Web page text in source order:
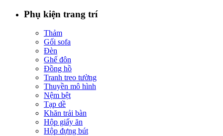
Phụ kiện trang trí
Thảm
Gối sofa
Đèn
Ghế đôn
Đồng hồ
Tranh treo tường
Thuyền mô hình
Nệm bệt
Tạp dề
Khăn trải bàn
Hộp giấy ăn
Hộp đựng bút